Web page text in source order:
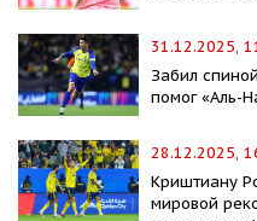
31.12.2025,
Забил
помог «Аль-
28.12.2025,
Криштиану
мировой